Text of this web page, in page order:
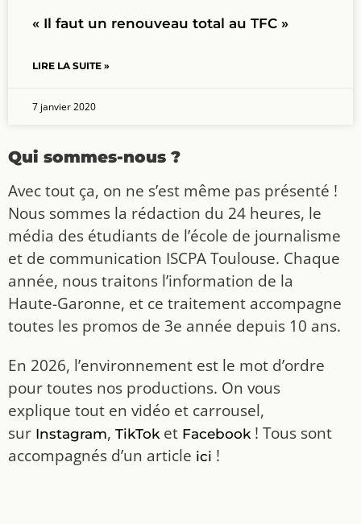
« Il faut un renouveau total au TFC »
LIRE LA SUITE »
7 janvier 2020
Qui sommes-nous ?
Avec tout ça, on ne s’est même pas présenté !
Nous sommes la rédaction du 24 heures, le
média des étudiants de l’école de journalisme
et de communication ISCPA Toulouse. Chaque
année, nous traitons l’information de la
Haute-Garonne, et ce traitement accompagne
toutes les promos de 3e année depuis 10 ans.
En 2026, l’environnement est le mot d’ordre
pour toutes nos productions. On vous
explique tout en vidéo et carrousel,
sur Instagram, TikToket Facebook! Tous sont
accompagnés d’un article ici !